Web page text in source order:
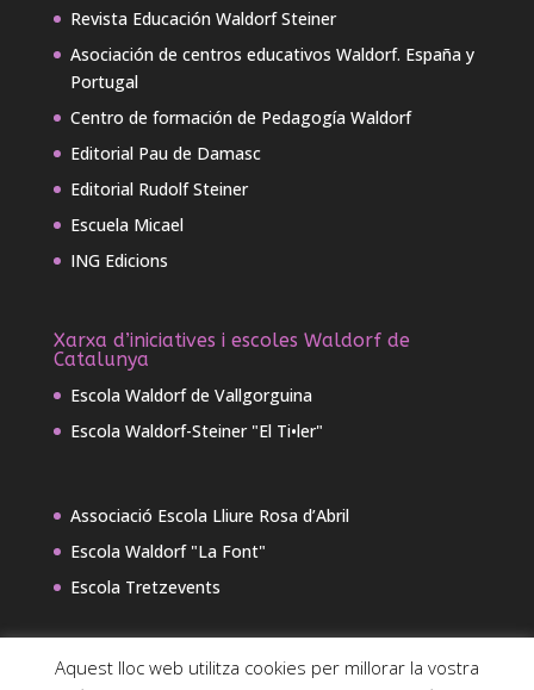
Revista Educación Waldorf Steiner
Asociación de centros educativos Waldorf. España y
Portugal
Centro de formación de Pedagogía Waldorf
Editorial Pau de Damasc
Editorial Rudolf Steiner
Escuela Micael
ING Edicions
Xarxa d’iniciatives i escoles Waldorf de
Catalunya
Escola Waldorf de Vallgorguina
Escola Waldorf-Steiner "El Ti•ler"
Associació Escola Lliure Rosa d’Abril
Escola Waldorf "La Font"
Escola Tretzevents
Aquest lloc web utilitza cookies per millorar la vostra